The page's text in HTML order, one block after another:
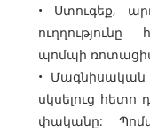
• Ստուգեք,
պոմպի
•
սկսելուց
փականը: